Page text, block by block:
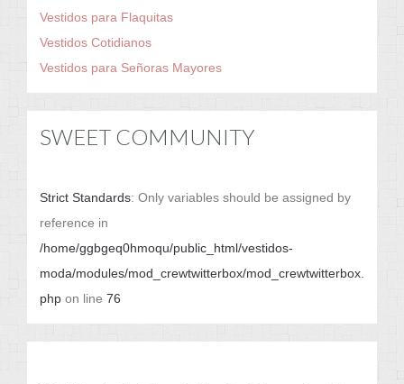
Vestidos para Flaquitas
Vestidos Cotidianos
Vestidos para Señoras Mayores
SWEET COMMUNITY
Strict Standards: Only variables should be assigned by
reference in
/home/ggbgeq0hmoqu/public_html/vestidos-
moda/modules/mod_crewtwitterbox/mod_crewtwitterbox.
php on line 76